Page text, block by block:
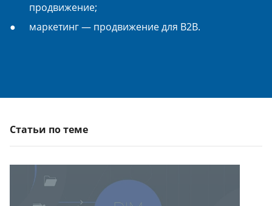
продвижение;
маркетинг — продвижение для B2B.
Статьи по теме